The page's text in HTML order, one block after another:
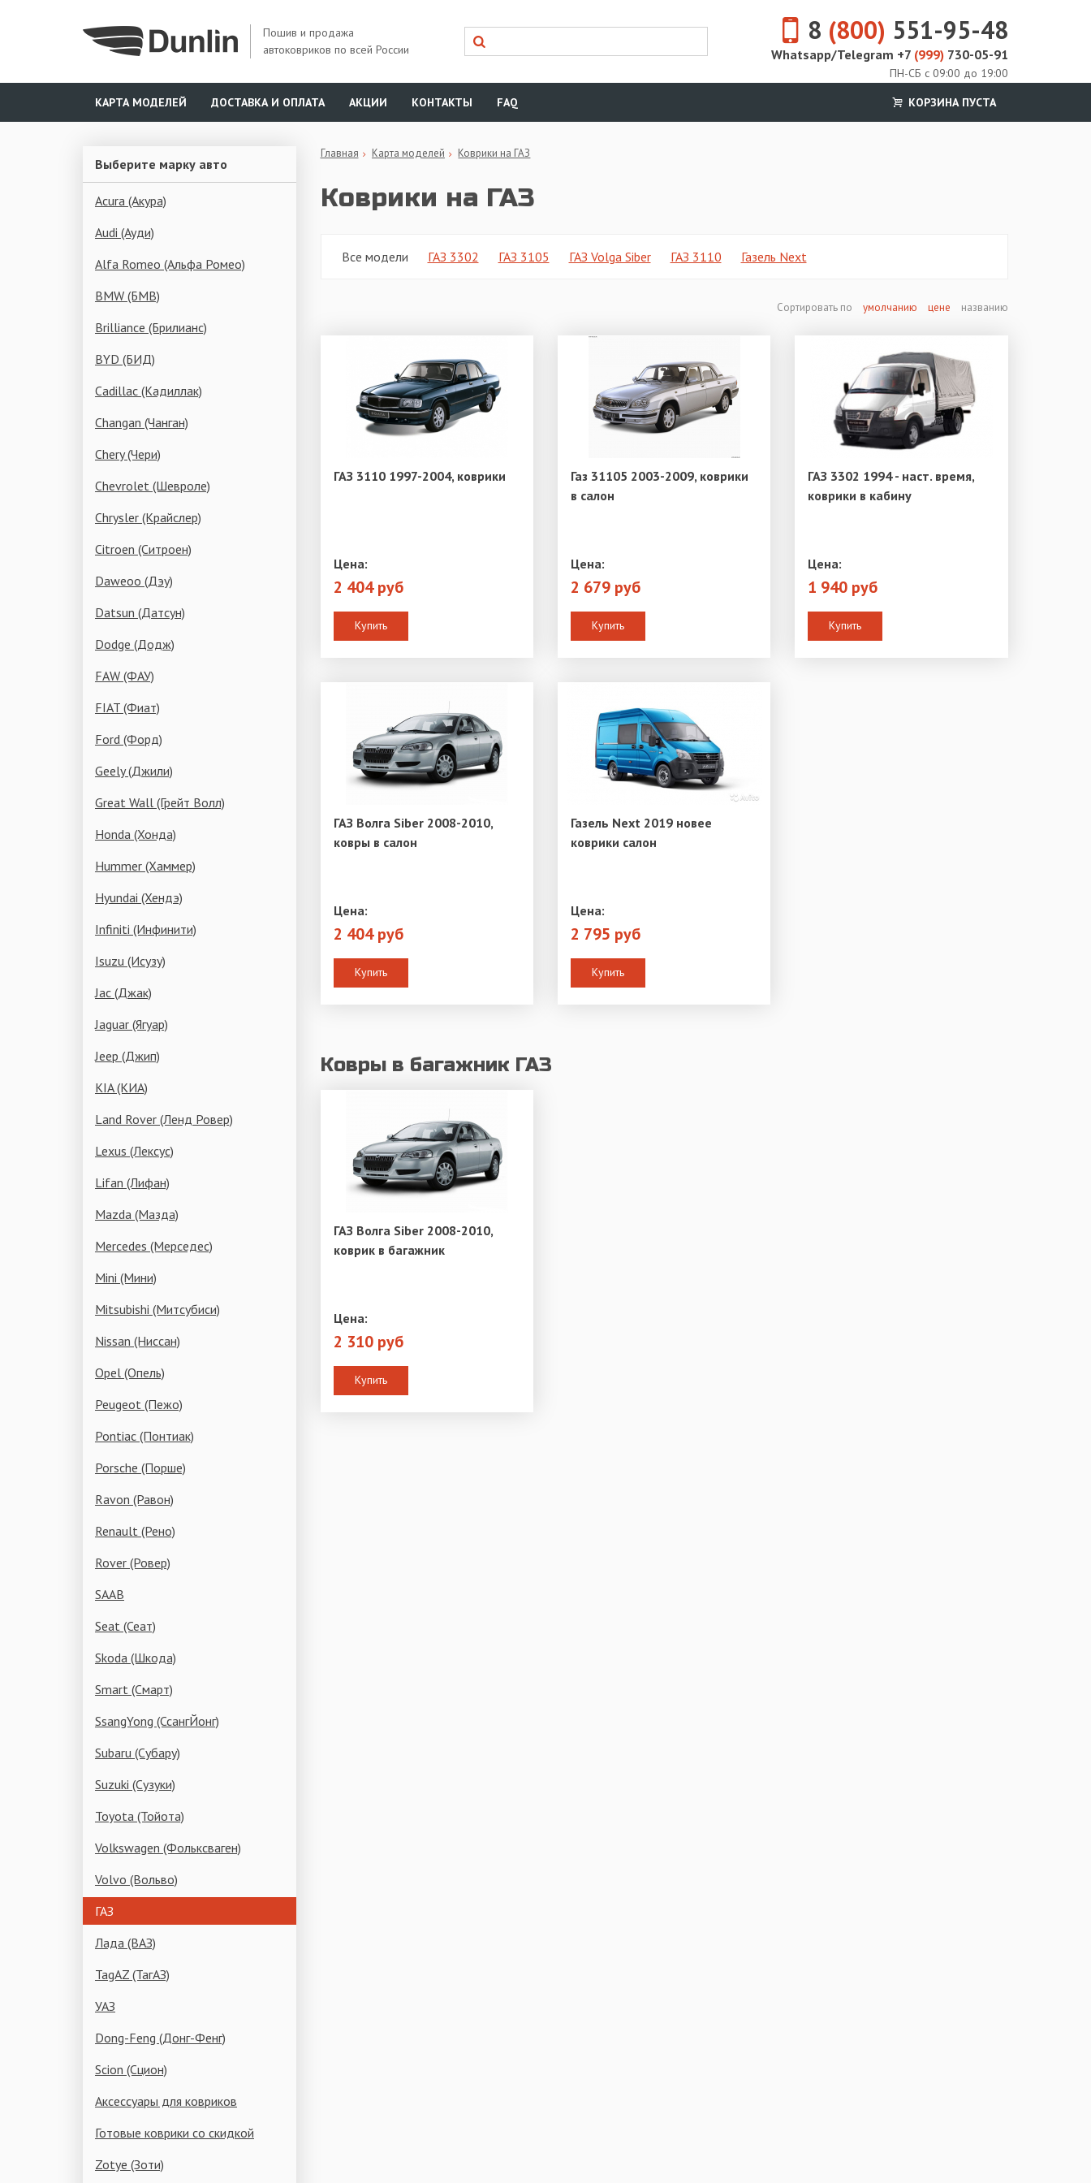
Пошив и продажа
автоковриков по всей России
8 (800) 551-95-48
Whatsapp/Telegram +7 (999) 730-05-91
ПН-СБ с 09:00 до 19:00
КАРТА МОДЕЛЕЙ
ДОСТАВКА И ОПЛАТА АКЦИИ КОНТАКТЫ FAQ КОРЗИНА ПУСТА
Выберите марку авто
Acura (Акура)
Audi (Ауди)
Alfa Romeo (Альфа Ромео)
BMW (БМВ)
Brilliance (Брилианс)
BYD (БИД)
Cadillac (Кадиллак)
Changan (Чанган)
Chery (Чери)
Chevrolet (Шевроле)
Chrysler (Крайслер)
Citroen (Ситроен)
Daweoo (Дэу)
Datsun (Датсун)
Dodge (Додж)
FAW (ФАУ)
FIAT (Фиат)
Ford (Форд)
Geely (Джили)
Great Wall (Грейт Волл)
Honda (Хонда)
Hummer (Хаммер)
Hyundai (Хендэ)
Infiniti (Инфинити)
Isuzu (Исузу)
Jac (Джак)
Jaguar (Ягуар)
Jeep (Джип)
KIA (КИА)
Land Rover (Ленд Ровер)
Lexus (Лексус)
Lifan (Лифан)
Mazda (Мазда)
Mercedes (Мерседес)
Mini (Мини)
Mitsubishi (Митсубиси)
Nissan (Ниссан)
Opel (Опель)
Peugeot (Пежо)
Pontiac (Понтиак)
Porsche (Порше)
Ravon (Равон)
Renault (Рено)
Rover (Ровер)
SAAB
Seat (Сеат)
Skoda (Шкода)
Smart (Смарт)
SsangYong (СсангЙонг)
Subaru (Субару)
Suzuki (Сузуки)
Toyota (Тойота)
Volkswagen (Фольксваген)
Volvo (Вольво)
ГАЗ
Лада (ВАЗ)
TagAZ (ТагАЗ)
УАЗ
Dong-Feng (Донг-Фенг)
Scion (Сцион)
Аксессуары для ковриков
Готовые коврики со скидкой
Zotye (Зоти)
Главная Карта моделей Коврики на ГАЗ
Коврики на ГАЗ
Все модели ГАЗ 3302 ГАЗ 3105 ГАЗ Volga Siber ГАЗ 3110 Газель Next
Сортировать по умолчанию цене названию
ГАЗ 3110 1997-2004, коврики
Цена:
2 404 руб
Купить
Газ 31105 2003-2009, коврики
в салон
Цена:
2 679 руб
Купить
ГАЗ 3302 1994 - наст. время,
коврики в кабину
Цена:
1 940 руб
Купить
ГАЗ Волга Siber 2008-2010,
ковры в салон
Цена:
2 404 руб
Купить
Газель Next 2019 новее
коврики салон
Цена:
2 795 руб
Купить
Ковры в багажник ГАЗ
ГАЗ Волга Siber 2008-2010,
коврик в багажник
Цена:
2 310 руб
Купить